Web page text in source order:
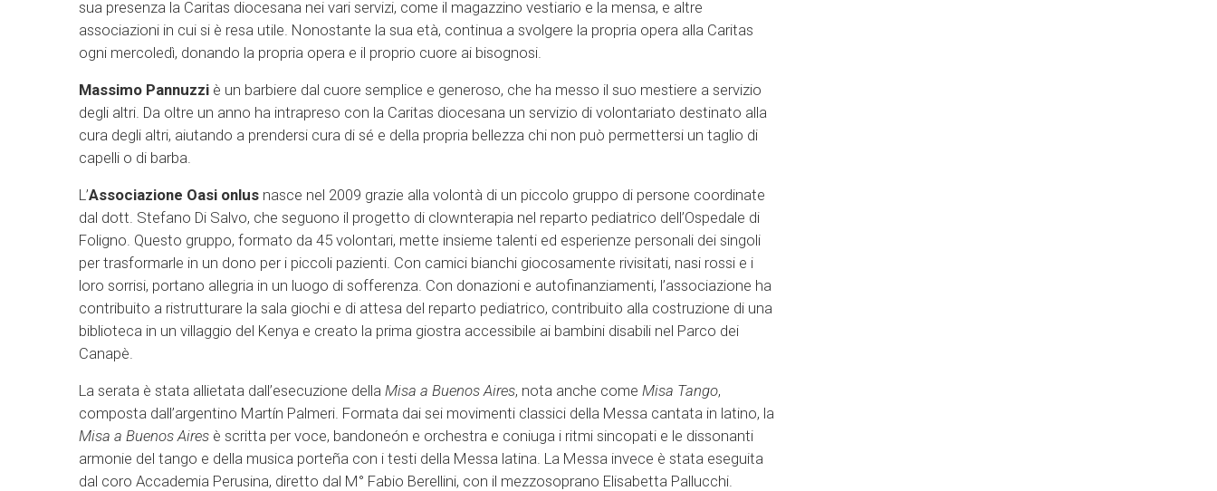
sua presenza la Caritas diocesana nei vari servizi, come il magazzino vestiario e la mensa, e altre
associazioni in cui si è resa utile. Nonostante la sua età, continua a svolgere la propria opera alla Caritas
ogni mercoledì, donando la propria opera e il proprio cuore ai bisognosi.
Massimo Pannuzzi è un barbiere dal cuore semplice e generoso, che ha messo il suo mestiere a servizio
degli altri. Da oltre un anno ha intrapreso con la Caritas diocesana un servizio di volontariato destinato alla
cura degli altri, aiutando a prendersi cura di sé e della propria bellezza chi non può permettersi un taglio di
capelli o di barba.
L’Associazione Oasi onlus nasce nel 2009 grazie alla volontà di un piccolo gruppo di persone coordinate
dal dott. Stefano Di Salvo, che seguono il progetto di clownterapia nel reparto pediatrico dell’Ospedale di
Foligno. Questo gruppo, formato da 45 volontari, mette insieme talenti ed esperienze personali dei singoli
per trasformarle in un dono per i piccoli pazienti. Con camici bianchi giocosamente rivisitati, nasi rossi e i
loro sorrisi, portano allegria in un luogo di sofferenza. Con donazioni e autofinanziamenti, l’associazione ha
contribuito a ristrutturare la sala giochi e di attesa del reparto pediatrico, contribuito alla costruzione di una
biblioteca in un villaggio del Kenya e creato la prima giostra accessibile ai bambini disabili nel Parco dei
Canapè.
La serata è stata allietata dall’esecuzione della Misa a Buenos Aires, nota anche come Misa Tango,
composta dall’argentino Martín Palmeri. Formata dai sei movimenti classici della Messa cantata in latino, la
Misa a Buenos Aires è scritta per voce, bandoneón e orchestra e coniuga i ritmi sincopati e le dissonanti
armonie del tango e della musica porteña con i testi della Messa latina. La Messa invece è stata eseguita
dal coro Accademia Perusina, diretto dal M° Fabio Berellini, con il mezzosoprano Elisabetta Pallucchi.